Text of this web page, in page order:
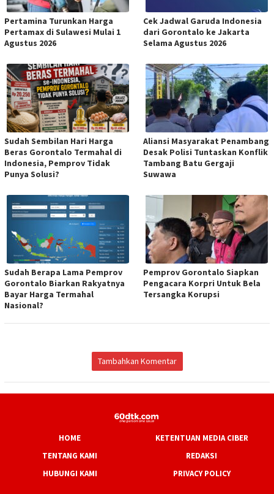
Pertamina Turunkan Harga
Pertamax di Sulawesi Mulai 1
Agustus 2026
Cek Jadwal Garuda Indonesia
dari Gorontalo ke Jakarta
Selama Agustus 2026
Sudah Sembilan Hari Harga
Beras Gorontalo Termahal di
Indonesia, Pemprov Tidak
Punya Solusi?
Aliansi Masyarakat Penambang
Desak Polisi Tuntaskan Konflik
Tambang Batu Gergaji
Suwawa
Sudah Berapa Lama Pemprov
Gorontalo Biarkan Rakyatnya
Bayar Harga Termahal
Nasional?
Pemprov Gorontalo Siapkan
Pengacara Korpri Untuk Bela
Tersangka Korupsi
Tambahkan Komentar
HOME
KETENTUAN MEDIA CIBER
TENTANG KAMI
REDAKSI
HUBUNGI KAMI
PRIVACY POLICY